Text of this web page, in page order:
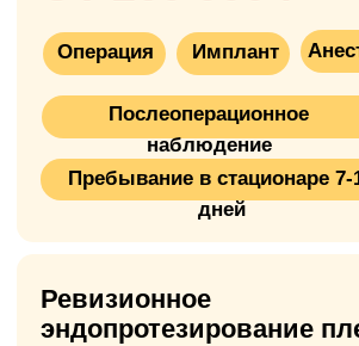
это хирургическая операция по замене
повреждённого плечевого сустава на
искусственный протез. Плечевой сустав —
самый подвижный сустав в теле человека,
состоящий из головки плечевой кости
(выпуклая часть, как шар) и впадины
лопатки (вогнутая часть, как гнездо). Во
время операции хирург удаляет
повреждённый хрящ и костные наросты, а
протез, который восстанавливает
нормальное движение и функцию руки.